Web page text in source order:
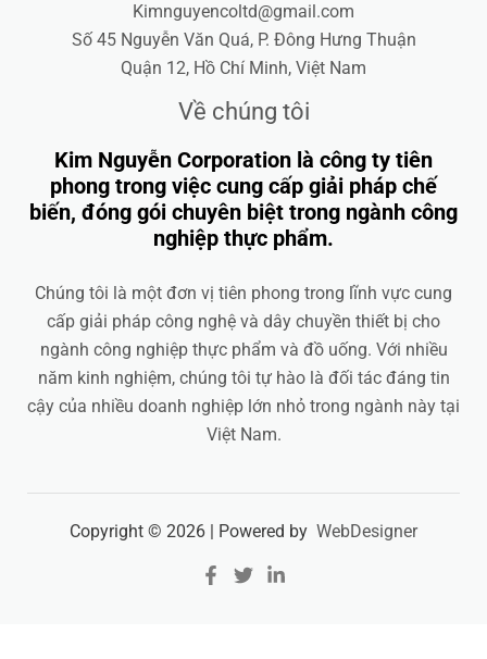
Kimnguyencoltd@gmail.com
Số 45 Nguyễn Văn Quá, P. Đông Hưng Thuận
Quận 12, Hồ Chí Minh, Việt Nam
Về chúng tôi
Kim Nguyễn Corporation là công ty tiên
phong trong việc cung cấp giải pháp chế
biến, đóng gói chuyên biệt trong ngành công
nghiệp thực phẩm.
Chúng tôi là một đơn vị tiên phong trong lĩnh vực cung
cấp giải pháp công nghệ và dây chuyền thiết bị cho
ngành công nghiệp thực phẩm và đồ uống. Với nhiều
năm kinh nghiệm, chúng tôi tự hào là đối tác đáng tin
cậy của nhiều doanh nghiệp lớn nhỏ trong ngành này tại
Việt Nam.
Copyright © 2026 | Powered by WebDesigner